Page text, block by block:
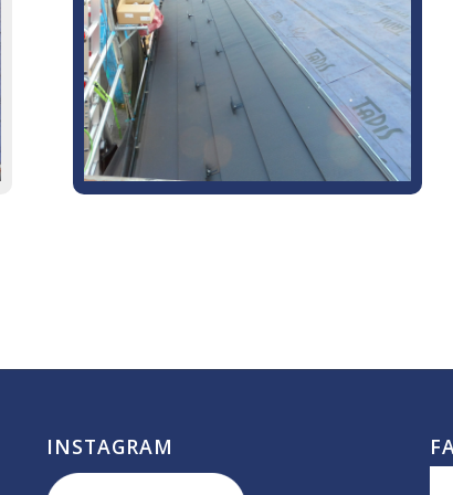
INSTAGRAM